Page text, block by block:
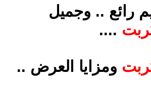
رائع .. وجميل
....
ومزايا العرض ..